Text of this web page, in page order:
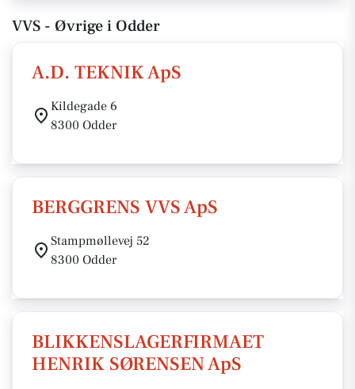
VVS - Øvrige i Odder
A.D. TEKNIK ApS
Kildegade 6
8300 Odder
BERGGRENS VVS ApS
Stampmøllevej 52
8300 Odder
BLIKKENSLAGERFIRMAET
HENRIK SØRENSEN ApS